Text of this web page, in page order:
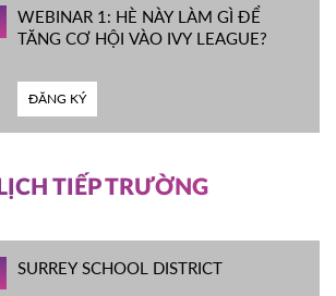
WEBINAR 1: HÈ NÀY LÀM GÌ ĐỂ
TĂNG CƠ HỘI VÀO IVY LEAGUE?
ĐĂNG KÝ
LỊCH TIẾP TRƯỜNG
SURREY SCHOOL DISTRICT